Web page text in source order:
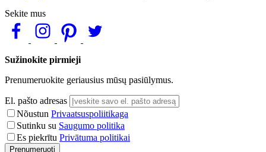
Sekite mus
Sužinokite pirmieji
Prenumeruokite geriausius mūsų pasiūlymus.
El. pašto adresas
Nõustun Privaatsuspoliitikaga
Sutinku su Saugumo politika
Es piekrītu Privātuma politikai
Prenumeruoti